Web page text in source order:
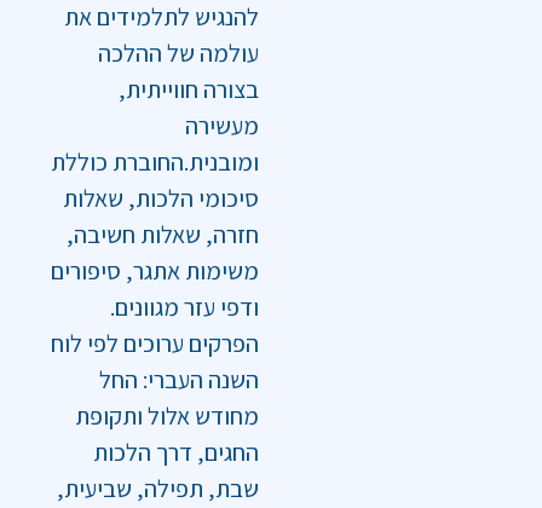
להנגיש לתלמידים את
עולמה של ההלכה
בצורה חווייתית,
מעשירה
ומובנית.החוברת כוללת
סיכומי הלכות, שאלות
חזרה, שאלות חשיבה,
משימות אתגר, סיפורים
ודפי עזר מגוונים.
הפרקים ערוכים לפי לוח
השנה העברי: החל
מחודש אלול ותקופת
החגים, דרך הלכות
שבת, תפילה, שביעית,